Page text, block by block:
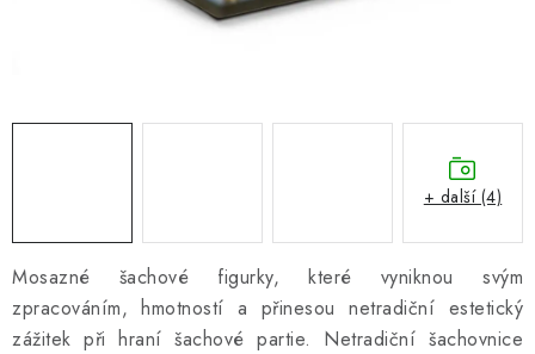
Mosazné šachové figurky, které vyniknou svým
zpracováním, hmotností a přinesou netradiční estetický
zážitek při hraní šachové partie. Netradiční šachovnice
+ další (4)